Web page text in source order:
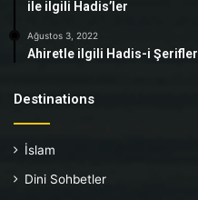
ile ilgili Hadis’ler
Ağustos 3, 2022
Ahiretle ilgili Hadis-i Şerifler
Destinations
İslam
Dini Sohbetler